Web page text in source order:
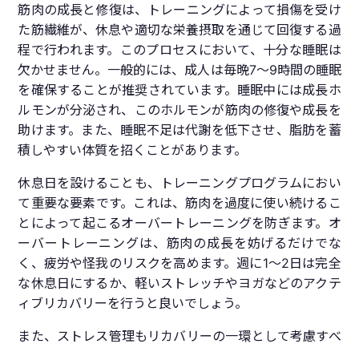
筋肉の成長と修復は、トレーニングによって損傷を受け
た筋繊維が、休息や適切な栄養摂取を通じて回復する過
程で行われます。このプロセスにおいて、十分な睡眠は
欠かせません。一般的には、成人は毎晩7〜9時間の睡眠
を確保することが推奨されています。睡眠中には成長ホ
ルモンが分泌され、このホルモンが筋肉の修復や成長を
助けます。また、睡眠不足は代謝を低下させ、脂肪を蓄
積しやすい体質を招くことがあります。
休息日を設けることも、トレーニングプログラムにおい
て重要な要素です。これは、筋肉を過度に使い続けるこ
とによって起こるオーバートレーニングを防ぎます。オ
ーバートレーニングは、筋肉の成長を妨げるだけでな
く、疲労や怪我のリスクを高めます。週に1〜2日は完全
な休息日にするか、軽いストレッチやヨガなどのアクテ
ィブリカバリーを行うと良いでしょう。
また、ストレス管理もリカバリーの一環として考慮すべ